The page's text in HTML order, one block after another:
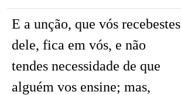
E a unção, que vós recebestes
dele, fica em vós, e não
tendes necessidade de que
alguém vos ensine; mas,